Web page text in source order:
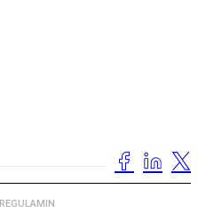
REGULAMIN